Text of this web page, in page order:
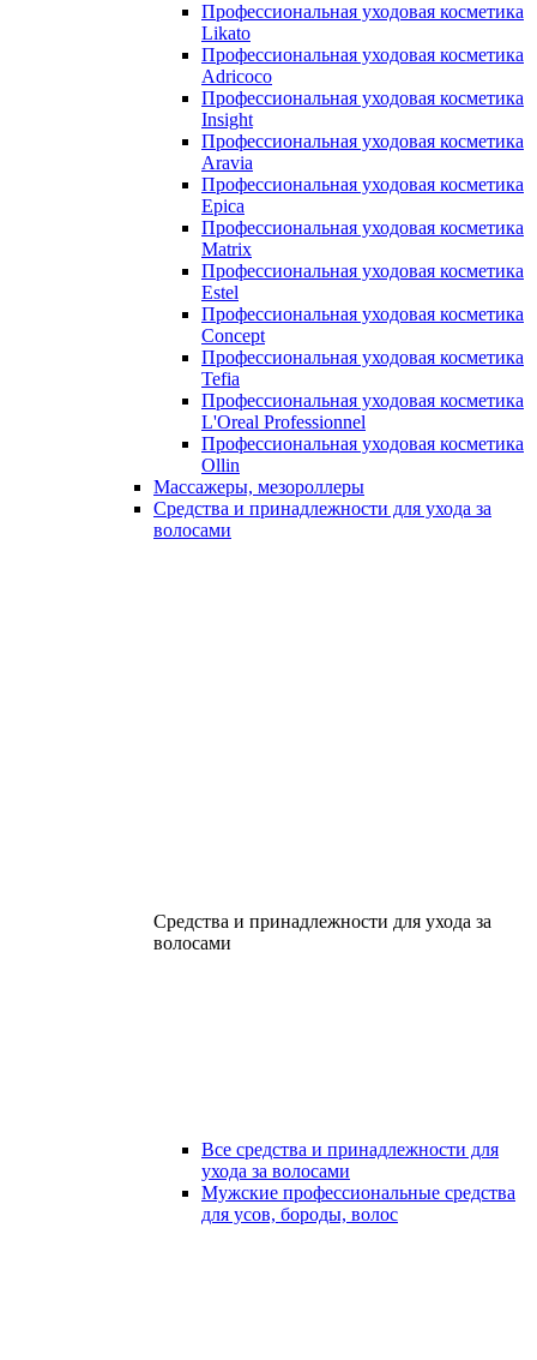
Профессиональная уходовая косметика
Likato
Профессиональная уходовая косметика
Adricoco
Профессиональная уходовая косметика
Insight
Профессиональная уходовая косметика
Aravia
Профессиональная уходовая косметика
Epica
Профессиональная уходовая косметика
Matrix
Профессиональная уходовая косметика
Estel
Профессиональная уходовая косметика
Concept
Профессиональная уходовая косметика
Tefia
Профессиональная уходовая косметика
L'Oreal Professionnel
Профессиональная уходовая косметика
Ollin
Массажеры, мезороллеры
Средства и принадлежности для ухода за
волосами
Средства и принадлежности для ухода за
волосами
Все средства и принадлежности для
ухода за волосами
Мужские профессиональные средства
для усов, бороды, волос